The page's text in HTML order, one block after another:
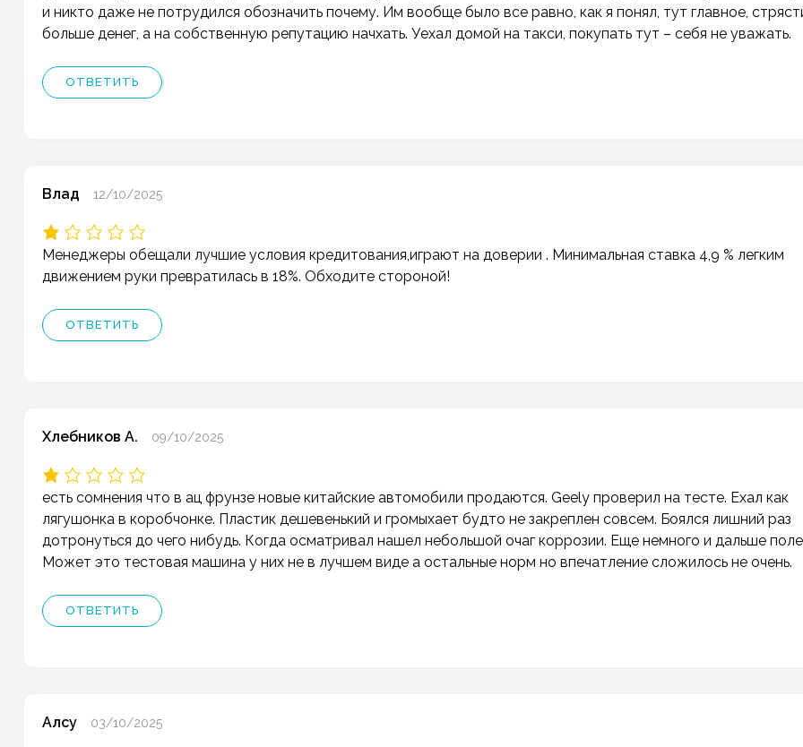
и никто даже не потрудился обозначить почему. Им вообще было все равно, как я понял, тут главное,
больше денег, а на собственную репутацию начхать. Уехал домой на такси, покупать тут – себя не уважать.
ОТВЕТИТЬ
Влад 12/10/2025
Менеджеры обещали лучшие условия кредитования,играют на доверии . Минимальная ставка 4,9 % легким
движением руки превратилась в 18%. Обходите стороной!
ОТВЕТИТЬ
Хлебников А. 09/10/2025
есть сомнения что в ац фрунзе новые китайские автомобили продаются. Geely проверил на тесте. Ехал как
лягушонка в коробчонке. Пластик дешевенький и громыхает будто не закреплен совсем. Боялся лишний раз
дотронуться до чего нибудь. Когда осматривал нашел небольшой очаг коррозии. Еще немного и дальше
Может это тестовая машина у них не в лучшем виде а остальные норм но впечатление сложилось не очень.
ОТВЕТИТЬ
Алсу 03/10/2025